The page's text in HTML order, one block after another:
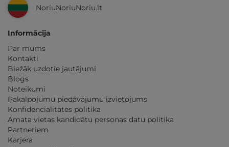
NoriuNoriuNoriu.lt
Informācija
Par mums
Kontakti
Biežāk uzdotie jautājumi
Blogs
Noteikumi
Pakalpojumu piedāvājumu izvietojums
Konfidencialitātes politika
Amata vietas kandidātu personas datu politika
Partneriem
Karjera